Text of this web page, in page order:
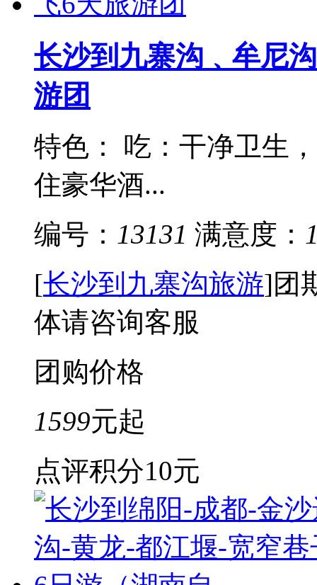
长沙到九寨沟﹑牟尼
游团
特色： 吃：干净卫生
住豪华酒...
编号： 13131 满意度：
[长沙到九寨沟旅游]团
体请咨询客服
团购价格
1599元起
点评积分10元